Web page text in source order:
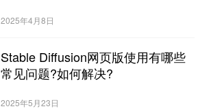
2025年4月8日
Stable Diffusion网页版使用有哪些
常见问题?如何解决?
2025年5月23日